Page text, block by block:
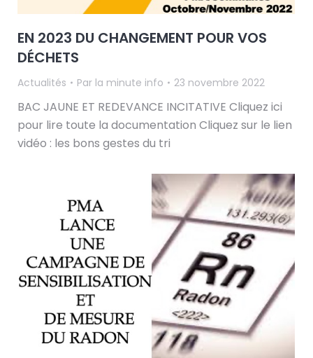
EN 2023 DU CHANGEMENT POUR VOS
DÉCHETS
Actualités Par la minute info 23 novembre 2022
BAC JAUNE ET REDEVANCE INCITATIVE Cliquez ici
pour lire toute la documentation Cliquez sur le lien
vidéo : les bons gestes du tri